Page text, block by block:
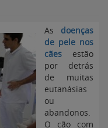
As doenças
de pele nos
cães estão
por detrás
de muitas
eutanásias
ou
abandonos.
O cão com